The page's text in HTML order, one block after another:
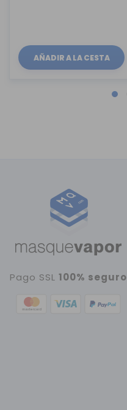
AÑADIR A LA CESTA
Pago SSL100% seguro